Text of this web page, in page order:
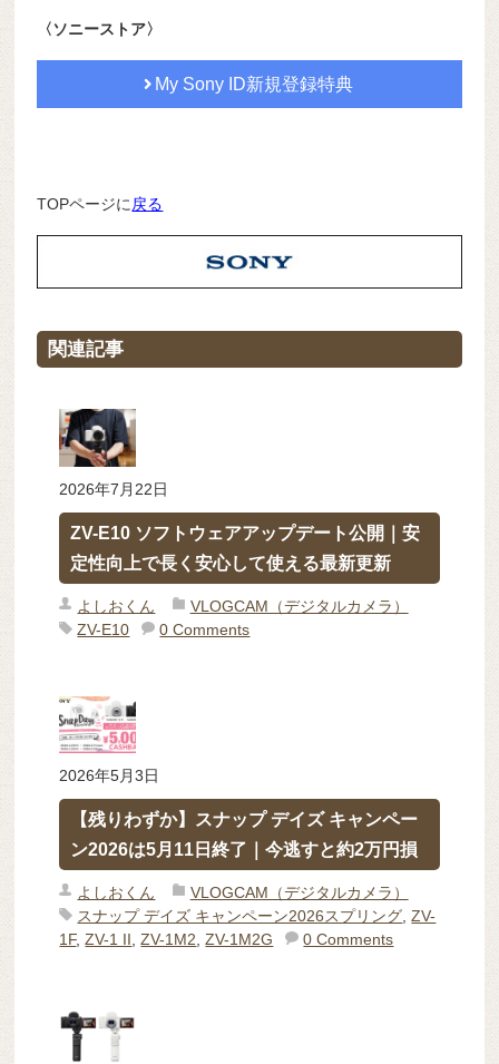
〈ソニーストア〉
My Sony ID新規登録特典
TOPページに 戻る
関連記事
2026年7月22日
ZV-E10 ソフトウェアアップデート公開｜安
定性向上で長く安心して使える最新更新
よしおくん
VLOGCAM（デジタルカメラ）
ZV-E10
0 Comments
2026年5月3日
【残りわずか】スナップ デイズ キャンペー
ン2026は5月11日終了｜今逃すと約2万円損
よしおくん
VLOGCAM（デジタルカメラ）
スナップ デイズ キャンペーン2026スプリング ,ZV-
1F,ZV-1 II ,ZV-1M2 ,ZV-1M2G 0 Comments